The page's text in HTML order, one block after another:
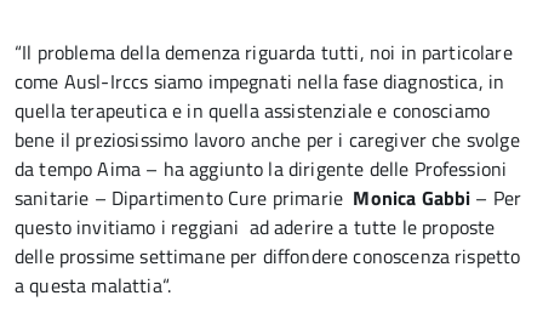
“Il problema della demenza riguarda tutti, noi in particolare
come Ausl-Irccs siamo impegnati nella fase diagnostica, in
quella terapeutica e in quella assistenziale e conosciamo
bene il preziosissimo lavoro anche per i caregiver che svolge
da tempo Aima – ha aggiunto la dirigente delle Professioni
sanitarie – Dipartimento Cure primarie Monica Gabbi – Per
questo invitiamo i reggiani ad aderire a tutte le proposte
delle prossime settimane per diffondere conoscenza rispetto
a questa malattia“.